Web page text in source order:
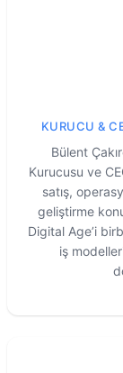
KURUCU &
Bülent
Kurucusu ve
satış,
geliştirme
Digital Age’i
iş